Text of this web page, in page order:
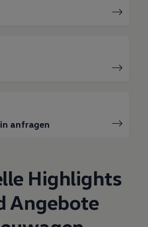
Jubiläum
anfragen
Highlights
Angebote